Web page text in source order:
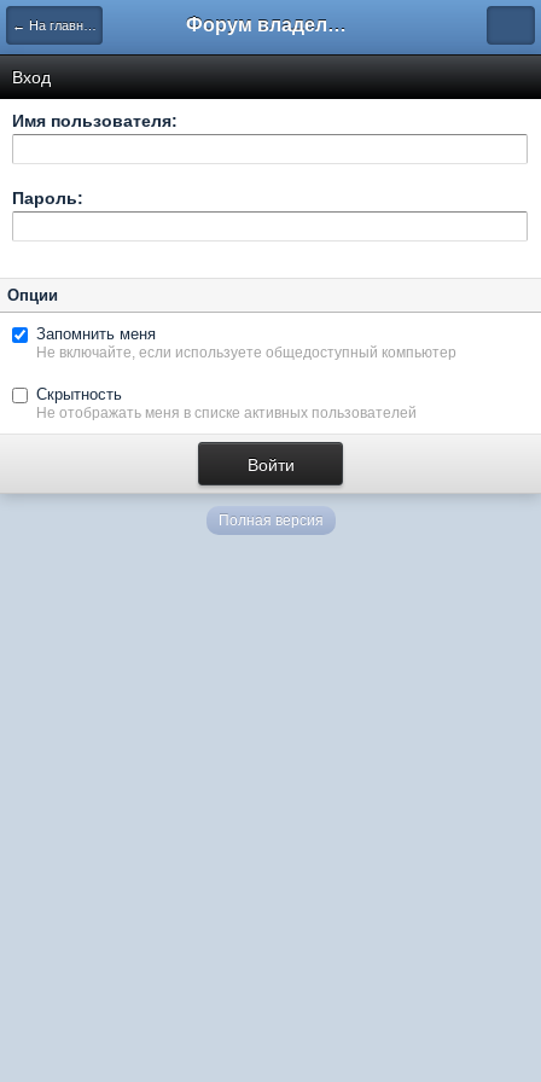
← На главную Форум владельцев интернет-магазинов
Вход
Имя пользователя:
Пароль:
Опции
Запомнить меня
Не включайте, если используете общедоступный компьютер
Скрытность
Не отображать меня в списке активных пользователей
Полная версия